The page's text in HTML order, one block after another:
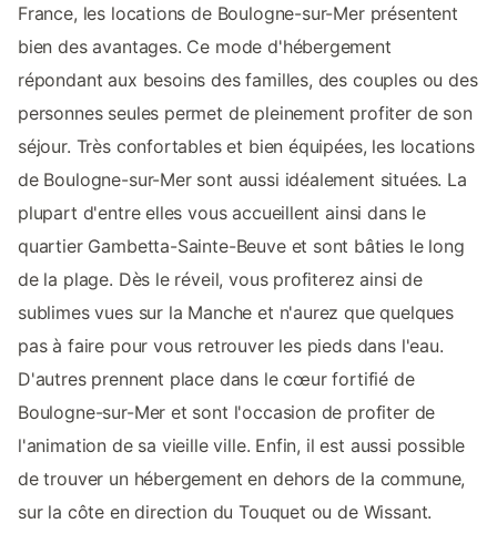
France, les locations de Boulogne-sur-Mer présentent
bien des avantages. Ce mode d'hébergement
répondant aux besoins des familles, des couples ou des
personnes seules permet de pleinement profiter de son
séjour. Très confortables et bien équipées, les locations
de Boulogne-sur-Mer sont aussi idéalement situées. La
plupart d'entre elles vous accueillent ainsi dans le
quartier Gambetta-Sainte-Beuve et sont bâties le long
de la plage. Dès le réveil, vous profiterez ainsi de
sublimes vues sur la Manche et n'aurez que quelques
pas à faire pour vous retrouver les pieds dans l'eau.
D'autres prennent place dans le cœur fortifié de
Boulogne-sur-Mer et sont l'occasion de profiter de
l'animation de sa vieille ville. Enfin, il est aussi possible
de trouver un hébergement en dehors de la commune,
sur la côte en direction du Touquet ou de Wissant.